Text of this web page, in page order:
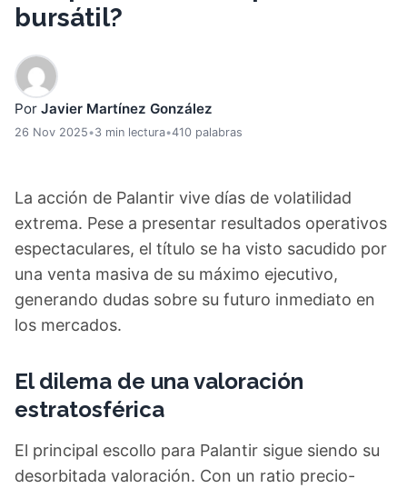
bursátil?
Por Javier Martínez González
26 Nov 2025•3 min lectura•410 palabras
La acción de Palantir vive días de volatilidad
extrema. Pese a presentar resultados operativos
espectaculares, el título se ha visto sacudido por
una venta masiva de su máximo ejecutivo,
generando dudas sobre su futuro inmediato en
los mercados.
El dilema de una valoración
estratosférica
El principal escollo para Palantir sigue siendo su
desorbitada valoración. Con un ratio precio-